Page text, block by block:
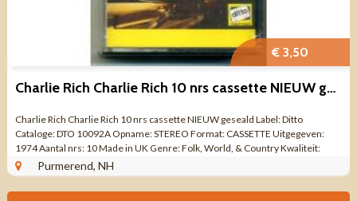
€ 3,50
Charlie Rich Charlie Rich 10 nrs cassette NIEUW geseald
Charlie Rich Charlie Rich 10 nrs cassette NIEUW geseald Label: Ditto
Cataloge: DTO 10092A Opname: STEREO Format: CASSETTE Uitgegeven:
1974 Aantal nrs: 10 Made in UK Genre: Folk, World, & Country Kwaliteit:
NIEUW GESEALD ...
Purmerend, NH